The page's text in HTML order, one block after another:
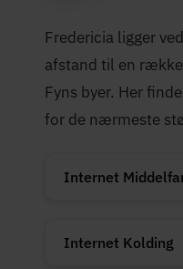
Fredericia ligger
afstand til en
Fyns byer. Her
for de nærmeste
Internet
Internet Kolding